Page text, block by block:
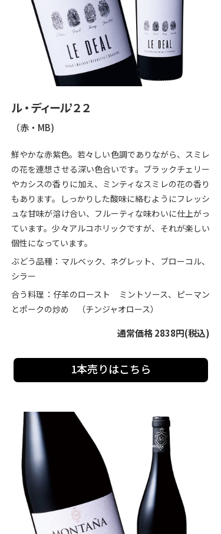
ル・ディール’２２
（赤・MB)
鮮やかな赤紫色。若々しい色調でありながら、スミレ
の花を連想させる深い色合いです。ブラックチェリー
やカシスの香りに加え、ミンティなスミレの花の香り
もあります。しっかりした酸味に絡むようにフレッシ
ュな甘味が溶け合い、フルーティな味わいに仕上がっ
ています。少々アルコホリックですが、それが楽しい
個性になっています。
ぶどう品種：マルベック、ネグレット、ブローコル、
シラー
合う料理：仔羊のロースト ミントソース、ピーマン
とポークの炒め （チンジャオロース）
通常価格 2838円(税込)
1本売りはこちら